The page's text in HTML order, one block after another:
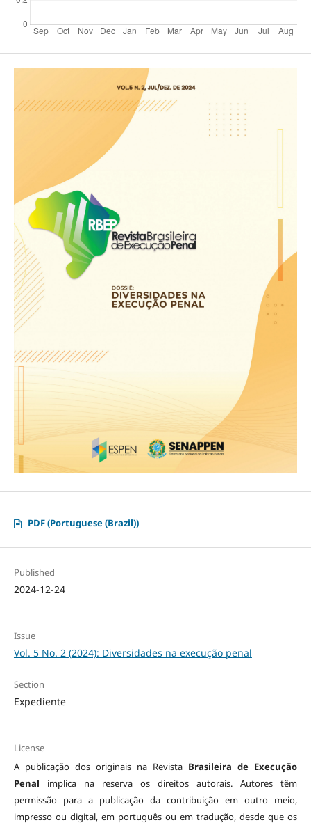
PDF (Portuguese (Brazil))
Published
2024-12-24
Issue
Vol. 5 No. 2 (2024): Diversidades na execução penal
Section
Expediente
License
A publicação dos originais na Revista Brasileira de Execução
Penal implica na reserva os direitos autorais. Autores têm
permissão para a publicação da contribuição em outro meio,
impresso ou digital, em português ou em tradução, desde que os